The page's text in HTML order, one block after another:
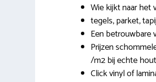
Wie kijkt naar het
tegels, parket,
Een betrouwbare
Prijzen
/m2 bij echte
Click vinyl of